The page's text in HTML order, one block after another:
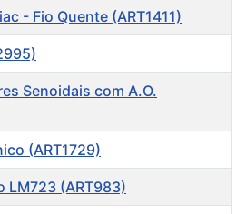
- Fio Quente (ART1411)
Senoidais com A.O.
(ART1729)
LM723 (ART983)